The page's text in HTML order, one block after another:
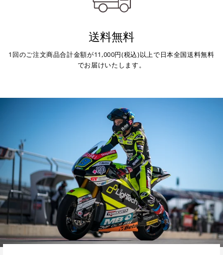
送料無料
1回のご注文商品合計金額が11,000円(税込)以上で日本全国送料無料
でお届けいたします。